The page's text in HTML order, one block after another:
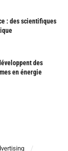
: des scientifiques
des
en énergie